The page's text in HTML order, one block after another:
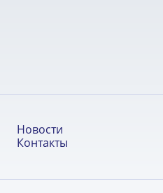
Новости
Контакты